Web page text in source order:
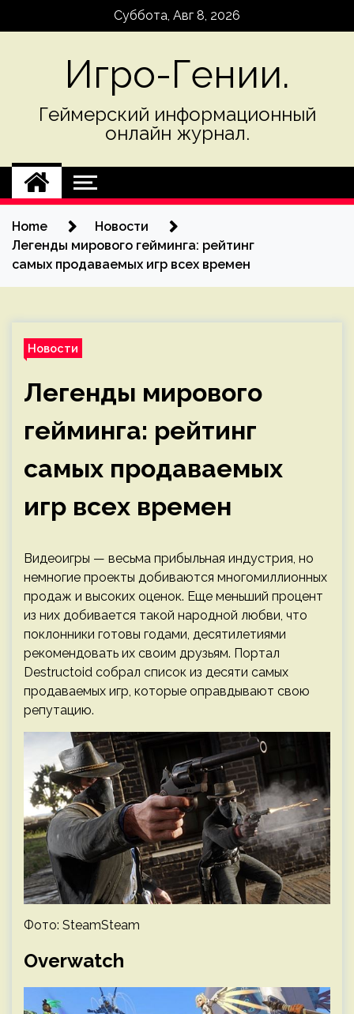
Суббота, Авг 8, 2026
Игро-Гении.
Геймерский информационный
онлайн журнал.
Home
Новости
Легенды мирового гейминга: рейтинг
самых продаваемых игр всех времен
Новости
Легенды мирового
гейминга: рейтинг
самых продаваемых
игр всех времен
Видеоигры — весьма прибыльная индустрия, но
немногие проекты добиваются многомиллионных
продаж и высоких оценок. Еще меньший процент
из них добивается такой народной любви, что
поклонники готовы годами, десятилетиями
рекомендовать их своим друзьям. Портал
Destructoid собрал список из десяти самых
продаваемых игр, которые оправдывают свою
репутацию.
Фото: SteamSteam
Overwatch